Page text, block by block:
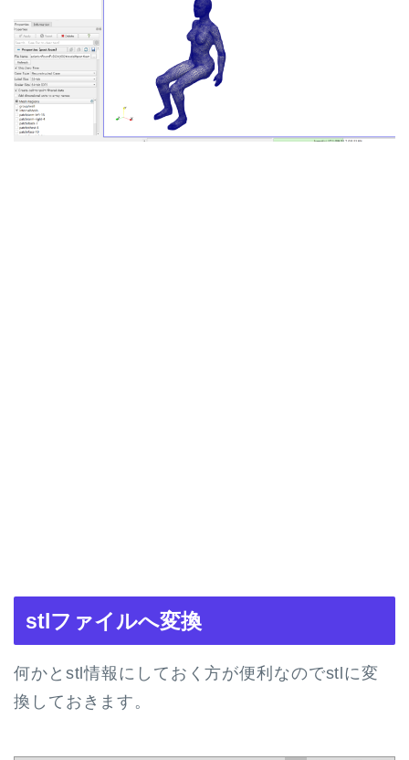
stlファイルへ変換
何かとstl情報にしておく方が便利なのでstlに変
換しておきます。